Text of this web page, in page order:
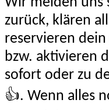
zurück, klären
reservieren
bzw. aktivieren
sofort oder zu
👍. Wenn alles